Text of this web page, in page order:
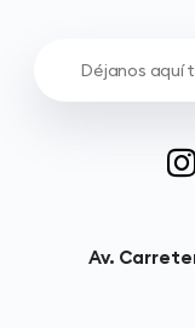
Av.